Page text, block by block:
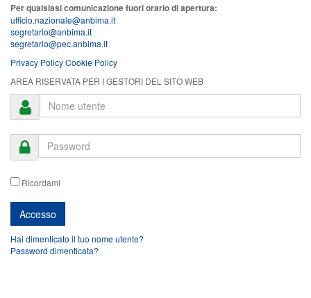
Per qualsiasi comunicazione fuori orario di apertura:
ufficio.nazionale@anbima.it
segretario@anbima.it
segretario@pec.anbima.it
Privacy PolicyCookie Policy
AREA RISERVATA PER I GESTORI DEL SITO WEB
Ricordami
Hai dimenticato il tuo nome utente?
Password dimenticata?